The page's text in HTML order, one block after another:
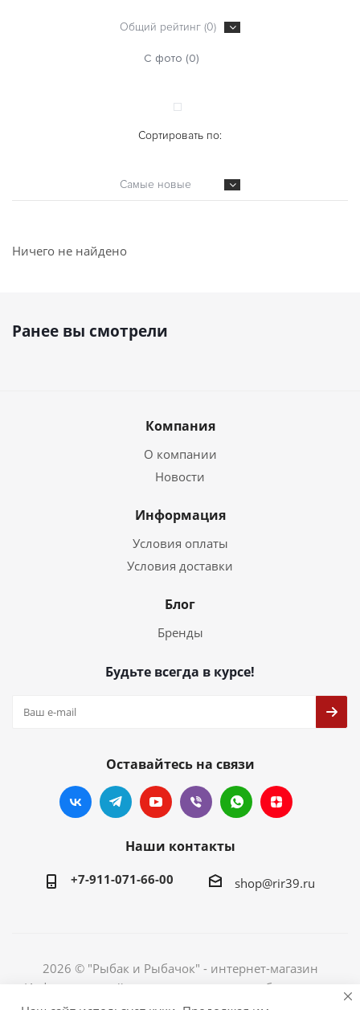
Общий рейтинг (0)
С фото (0)
Сортировать по:
Самые новые
Ничего не найдено
Ранее вы смотрели
Компания
О компании
Новости
Информация
Условия оплаты
Условия доставки
Блог
Бренды
Будьте всегда в курсе!
Оставайтесь на связи
Наши контакты
+7-911-071-66-00 shop@rir39.ru
2026 © "Рыбак и Рыбачок" - интернет-магазин
Информация сайта защищена законом об авторских
правах. Индивидуальный предприниматель Рогов